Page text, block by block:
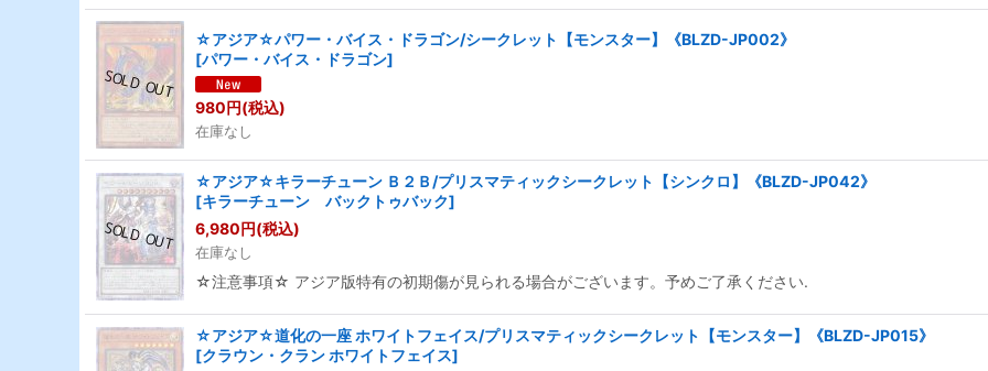
☆アジア☆パワー・バイス・ドラゴン/シークレット【モンスター】《BLZD-JP002》
[パワー・バイス・ドラゴン]
980円(税込)
在庫なし
☆アジア☆キラーチューン Ｂ２Ｂ/プリスマティックシークレット【シンクロ】《BLZD-JP042》
[キラーチューン バックトゥバック]
6,980円(税込)
在庫なし
☆注意事項☆ アジア版特有の初期傷が見られる場合がございます。予めご了承ください.
☆アジア☆道化の一座 ホワイトフェイス/プリスマティックシークレット【モンスター】《BLZD-JP015》
[クラウン・クラン ホワイトフェイス]